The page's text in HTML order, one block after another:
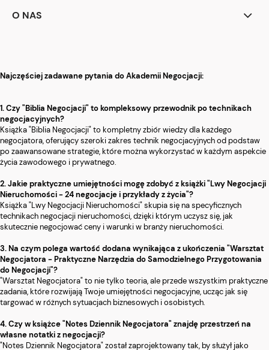
O NAS
Najczęściej zadawane pytania do Akademii Negocjacji:
1. Czy "Biblia Negocjacji" to kompleksowy przewodnik po technikach
negocjacyjnych?
Książka "Biblia Negocjacji" to kompletny zbiór wiedzy dla każdego
negocjatora, oferujący szeroki zakres technik negocjacyjnych od podstaw
po zaawansowane strategie, które można wykorzystać w każdym aspekcie
życia zawodowego i prywatnego.
2. Jakie praktyczne umiejętności mogę zdobyć z książki "Lwy Negocjacji
Nieruchomości - 24 negocjacje i przykłady z życia"?
Książka "Lwy Negocjacji Nieruchomości" skupia się na specyficznych
technikach negocjacji nieruchomości, dzięki którym uczysz się, jak
skutecznie negocjować ceny i warunki w branży nieruchomości.
3. Na czym polega wartość dodana wynikająca z ukończenia "Warsztat
Negocjatora - Praktyczne Narzędzia do Samodzielnego Przygotowania
do Negocjacji"?
"Warsztat Negocjatora" to nie tylko teoria, ale przede wszystkim praktyczne
zadania, które rozwijają Twoje umiejętności negocjacyjne, ucząc jak się
targować w różnych sytuacjach biznesowych i osobistych.
4. Czy w książce "Notes Dziennik Negocjatora" znajdę przestrzeń na
własne notatki z negocjacji?
"Notes Dziennik Negocjatora" został zaprojektowany tak, by służył jako